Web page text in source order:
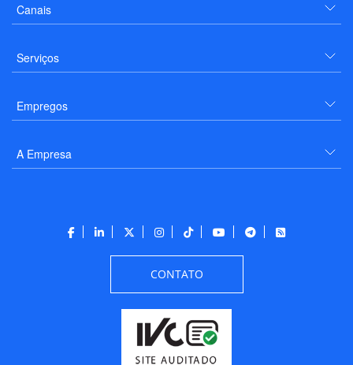
Canais
Serviços
Empregos
A Empresa
CONTATO